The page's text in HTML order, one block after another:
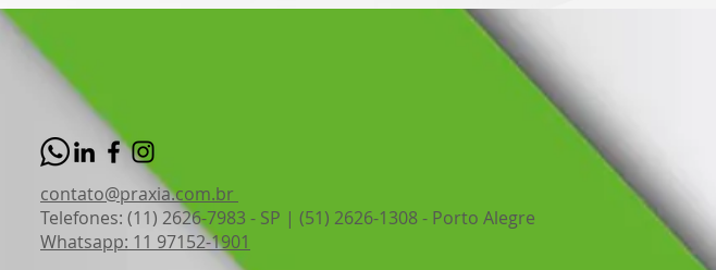
contato@praxia.com.br
Telefones: (11) 2626-7983 - SP | (51) 2626-1308 - Porto Alegre
Whatsapp: 11 97152-1901